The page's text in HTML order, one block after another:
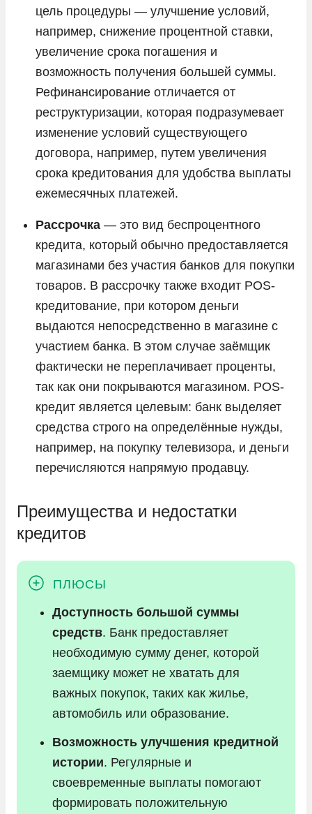
цель процедуры — улучшение условий,
например, снижение процентной ставки,
увеличение срока погашения и
возможность получения большей суммы.
Рефинансирование отличается от
реструктуризации, которая подразумевает
изменение условий существующего
договора, например, путем увеличения
срока кредитования для удобства выплаты
ежемесячных платежей.
Рассрочка — это вид беспроцентного
кредита, который обычно предоставляется
магазинами без участия банков для покупки
товаров. В рассрочку также входит POS-
кредитование, при котором деньги
выдаются непосредственно в магазине с
участием банка. В этом случае заёмщик
фактически не переплачивает проценты,
так как они покрываются магазином. POS-
кредит является целевым: банк выделяет
средства строго на определённые нужды,
например, на покупку телевизора, и деньги
перечисляются напрямую продавцу.
Преимущества и недостатки
кредитов
Доступность большой суммы
средств. Банк предоставляет
необходимую сумму денег, которой
заемщику может не хватать для
важных покупок, таких как жилье,
автомобиль или образование.
Возможность улучшения кредитной
истории. Регулярные и
своевременные выплаты помогают
формировать положительную